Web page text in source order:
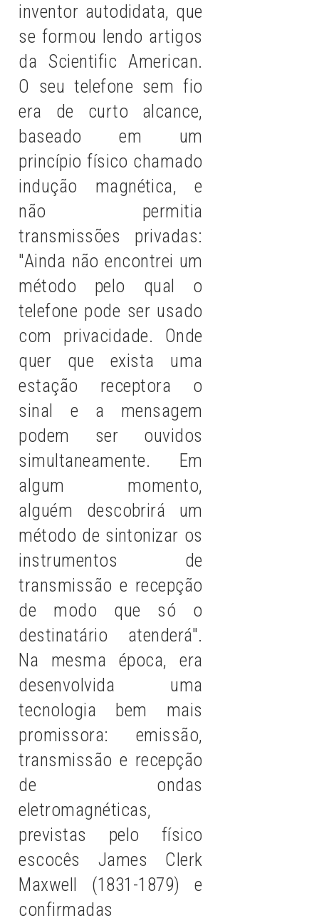
inventor autodidata, que
se formou lendo artigos
da Scientific American.
O seu telefone sem fio
era de curto alcance,
baseado em um
princípio físico chamado
indução magnética, e
não permitia
transmissões privadas:
"Ainda não encontrei um
método pelo qual o
telefone pode ser usado
com privacidade. Onde
quer que exista uma
estação receptora o
sinal e a mensagem
podem ser ouvidos
simultaneamente. Em
algum momento,
alguém descobrirá um
método de sintonizar os
instrumentos de
transmissão e recepção
de modo que só o
destinatário atenderá".
Na mesma época, era
desenvolvida uma
tecnologia bem mais
promissora: emissão,
transmissão e recepção
de ondas
eletromagnéticas,
previstas pelo físico
escocês James Clerk
Maxwell (1831-1879) e
confirmadas